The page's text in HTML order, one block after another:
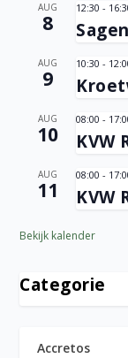
AUG
8
12:30 -
AUG
9
10:30 -
AUG
10
08:00 -
KVW
AUG
11
08:00 -
KVW
Bekijk kalender
Categorie
Accretos